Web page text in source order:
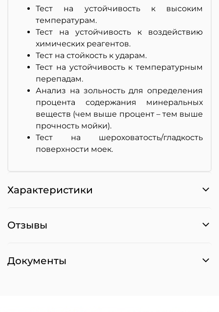
Тест на устойчивость к высоким
температурам.
Тест на устойчивость к воздействию
химических реагентов.
Тест на стойкость к ударам.
Тест на устойчивость к температурным
перепадам.
Анализ на зольность для определения
процента содержания минеральных
веществ (чем выше процент – тем выше
прочность мойки).
Тест на шероховатость/гладкость
поверхности моек.
Характеристики
Отзывы
Документы